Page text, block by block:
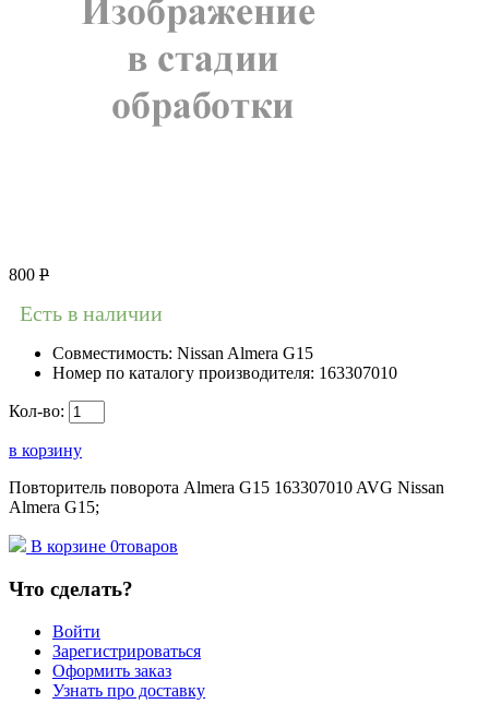
800 Р
Есть в наличии
Совместимость: Nissan Almera G15
Номер по каталогу производителя: 163307010
Кол-во:
в корзину
Повторитель поворота Almera G15 163307010 AVG Nissan
Almera G15;
В корзине 0товаров
Что сделать?
Войти
Зарегистрироваться
Оформить заказ
Узнать про доставку